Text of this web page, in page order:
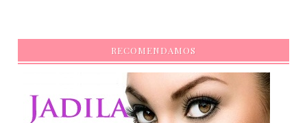
RECOMENDAMOS